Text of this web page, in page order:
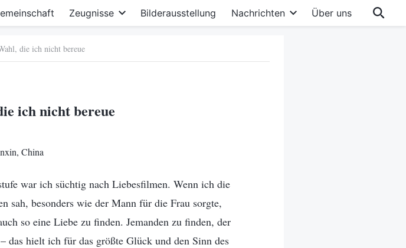
Zeugnisse Bilderausstellung Nachrichten Über uns
die ich nicht bereue
ich nicht bereue
China
war ich süchtig nach Liebesfilmen. Wenn ich die
sah, besonders wie der Mann für die Frau sorgte,
so eine Liebe zu finden. Jemanden zu finden, der
hielt ich für das größte Glück und den Sinn des